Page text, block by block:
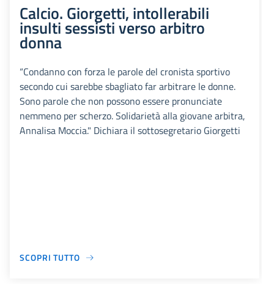
Calcio. Giorgetti, intollerabili
insulti sessisti verso arbitro
donna
“Condanno con forza le parole del cronista sportivo
secondo cui sarebbe sbagliato far arbitrare le donne.
Sono parole che non possono essere pronunciate
nemmeno per scherzo. Solidarietà alla giovane arbitra,
Annalisa Moccia." Dichiara il sottosegretario Giorgetti
SCOPRI TUTTO